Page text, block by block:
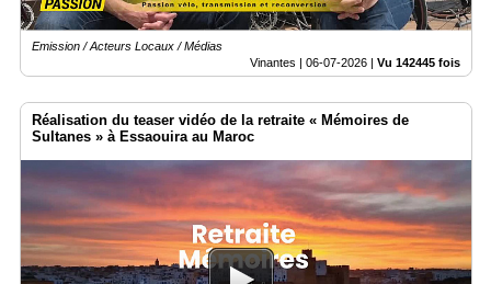
Emission / Acteurs Locaux / Médias
Vinantes | 06-07-2026 | Vu 142445 fois
Réalisation du teaser vidéo de la retraite « Mémoires de
Sultanes » à Essaouira au Maroc